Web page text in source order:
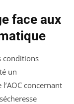
face aux
conditions
un
concernant